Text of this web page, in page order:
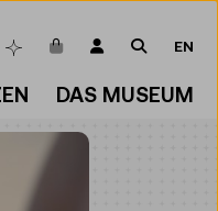
DAS MUSEUM
MERKLISTEARTIKEL IM
LOGIN SUCHE
EN